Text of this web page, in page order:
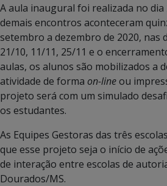
A aula inaugural foi realizada no dia
demais encontros aconteceram
setembro a dezembro de 2020, nas
21/10, 11/11, 25/11 e o
aulas, os alunos são mobilizados a
atividade de forma on-lineou
projeto será com um simulado
os estudantes.
As Equipes Gestoras das três
que esse projeto seja o início de
de interação entre escolas de
Dourados/MS.